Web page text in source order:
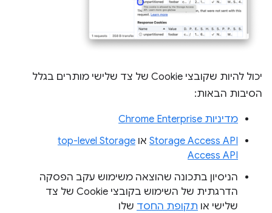
יכול להיות שקובצי Cookie של צד שלישי מותרים בגלל
הסיבות הבאות:
מדיניות Chrome Enterprise
Storage Access API או top-level Storage
Access API
הניסיון בתכונה שהוצאה משימוש עקב הפסקה
הדרגתית של השימוש בקובצי Cookie של צד
שלישי או תקופת החסד שלו